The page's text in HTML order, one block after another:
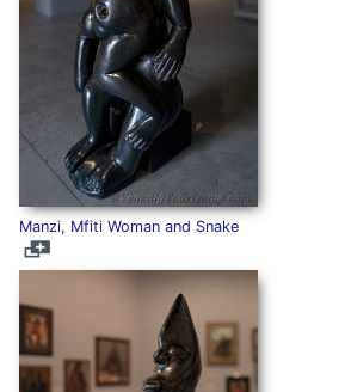
Manzi, Mfiti Woman and Snake